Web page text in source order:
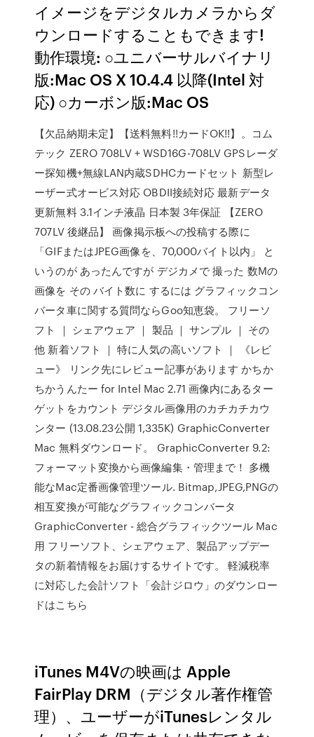
イメージをデジタルカメラからダ
ウンロードすることもできます!
動作環境: ○ユニバーサルバイナリ
版:Mac OS X 10.4.4 以降(Intel 対
応) ○カーボン版:Mac OS
【欠品納期未定】【送料無料!!カードOK!!】。コム
テック ZERO 708LV + WSD16G-708LV GPSレーダ
ー探知機+無線LAN内蔵SDHCカードセット 新型レ
ーザー式オービス対応 OBDII接続対応 最新データ
更新無料 3.1インチ液晶 日本製 3年保証 【ZERO
707LV 後継品】 画像掲示板への投稿する際に
「GIFまたはJPEG画像を、70,000バイト以内」 と
いうのが あったんですが デジカメで 撮った 数Mの
画像を その バイト数に するには グラフィックコン
バータ車に関する質問ならGoo知恵袋。 フリーソ
フト ｜ シェアウェア ｜ 製品 ｜ サンプル ｜ その
他 新着ソフト ｜ 特に人気の高いソフト ｜ 《レビ
ュー》 リンク先にレビュー記事があります かちか
ちかうんたー for Intel Mac 2.71 画像内にあるター
ゲットをカウント デジタル画像用のカチカチカウ
ンター (13.08.23公開 1,335K) GraphicConverter
Mac 無料ダウンロード。 GraphicConverter 9.2:
フォーマット変換から画像編集・管理まで！ 多機
能なMac定番画像管理ツール. Bitmap,JPEG,PNGの
相互変換が可能なグラフィックコンバータ
GraphicConverter - 総合グラフィックツール Mac
用 フリーソフト、シェアウェア、製品アップデー
タの新着情報をお届けするサイトです。 軽減税率
に対応した会計ソフト「会計ジロウ」のダウンロー
ドはこちら
iTunes M4Vの映画は Apple
FairPlay DRM（デジタル著作権管
理）、ユーザーがiTunesレンタル